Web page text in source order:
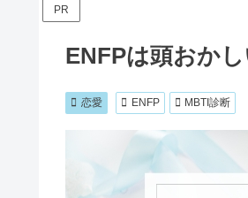
PR
ENFPは頭おか